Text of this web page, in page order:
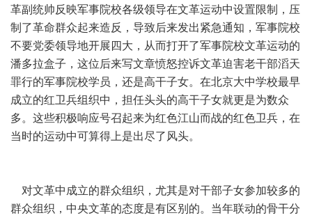
革副统帅反映军事院校各级领导在文革运动中设置限制，压
制了革命群众起来造反，导致后来发出紧急通知，军事院校
不要党委领导地开展四大，从而打开了军事院校文革运动的
潘多拉盒子，这位后来写文章愤怒控诉文革迫害老干部滔天
罪行的军事院校学员，还是高干子女。在北京大中学校最早
成立的红卫兵组织中，担任头头的高干子女就更是为数众
多。这些积极响应号召起来为红色江山而战的红色卫兵，在
当时的运动中可算得上是出尽了风头。
对文革中成立的群众组织，尤其是对干部子女参加较多的
群众组织，中央文革的态度是有区别的。当年联动的骨干分